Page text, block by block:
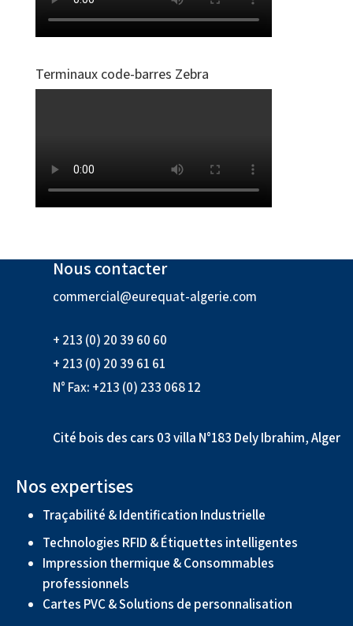
Terminaux code-barres Zebra
Nous contacter
commercial@eurequat-algerie.com
+ 213 (0) 20 39 60 60
+ 213 (0) 20 39 61 61
N° Fax: +213 (0) 233 068 12
Cité bois des cars 03 villa N°183 Dely Ibrahim, Alger
Nos expertises
Traçabilité & Identification Industrielle
Technologies RFID & Étiquettes intelligentes
Impression thermique & Consommables
professionnels
Cartes PVC & Solutions de personnalisation